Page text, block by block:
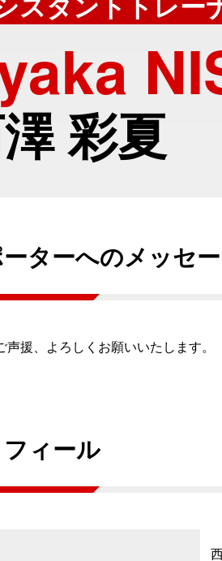
彩夏
ターへのメッセ
声援、よろしくお願いいたします。
ィール